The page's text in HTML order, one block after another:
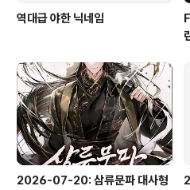
역대급 야한 닉네임
2026-07-20: 삼류문파 대사형